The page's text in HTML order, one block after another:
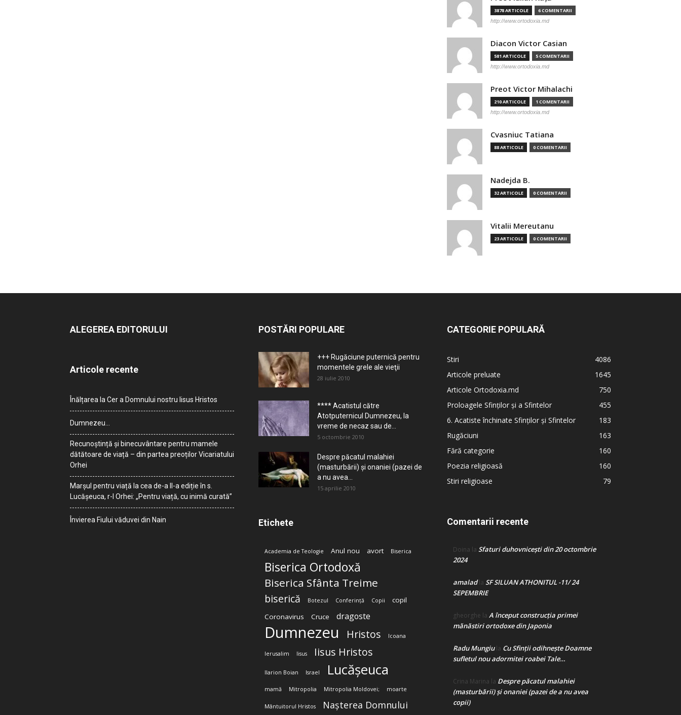
3878 ARTICOLE 6 COMENTARII
http://www.ortodoxia.md
Diacon Victor Casian
581 ARTICOLE 5 COMENTARII
http://www.ortodoxia.md
Preot Victor Mihalachi
210 ARTICOLE 1 COMENTARII
http://www.ortodoxia.md
Cvasniuc Tatiana
88 ARTICOLE 0 COMENTARII
Nadejda B.
32 ARTICOLE 0 COMENTARII
Vitalii Mereutanu
23 ARTICOLE 0 COMENTARII
ALEGEREA EDITORULUI
Articole recente
Înălțarea la Cer a Domnului nostru Iisus Hristos
Dumnezeu…
Recunoștință și binecuvântare pentru mamele
dătătoare de viață – din partea preoților Vicariatului
Orhei
Marșul pentru viață la cea de-a II-a ediție în s.
Lucășeuca, r-l Orhei: „Pentru viață, cu inimă curată”
Învierea Fiului văduvei din Nain
POSTĂRI POPULARE
+++ Rugăciune puternică pentru
momentele grele ale vieţii
28 iulie 2010
**** Acatistul către
Atotputernicul Dumnezeu, la
vreme de necaz sau de...
5 octombrie 2010
Despre păcatul malahiei
(masturbării) şi onaniei (pazei de
a nu avea...
15 aprilie 2010
Etichete
Academia de Teologie Anul nou avort Biserica
Biserica Ortodoxă
Biserica Sfânta Treime
biserică Botezul Conferință Copii
copil
Coronavirus
Cruce dragoste
Dumnezeu Hristos Icoana
Ierusalim Iisus Iisus Hristos
Ilarion Boian Israel Lucășeuca
mamă Mitropolia Mitropolia Moldovei; moarte
Mântuitorul Hristos Nașterea Domnului
CATEGORIE POPULARĂ
Stiri
4086
Articole preluate
1645
Articole Ortodoxia.md
750
Proloagele Sfinților și a Sfintelor
455
6. Acatiste închinate Sfinților și Sfintelor
183
Rugăciuni
163
Fără categorie
160
Poezia religioasă
160
Stiri religioase
79
Comentarii recente
Doina la Sfaturi duhovnicești din 20 octombrie
2024
amaladla SF SILUAN ATHONITUL -11/ 24
SEPEMBRIE
gheorghe la A început construcţia primei
mănăstiri ortodoxe din Japonia
Radu Mungiula Cu Sfinții odihnește Doamne
sufletul nou adormitei roabei Tale…
Crina Marina la Despre păcatul malahiei
(masturbării) şi onaniei (pazei de a nu avea
copii)